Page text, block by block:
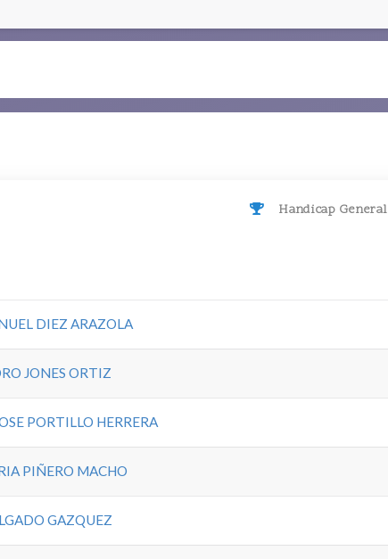
Handicap General
DIEZ ARAZOLA
JONES ORTIZ
PORTILLO HERRERA
PIÑERO MACHO
GAZQUEZ